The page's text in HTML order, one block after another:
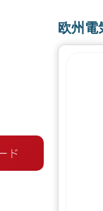
欧州電